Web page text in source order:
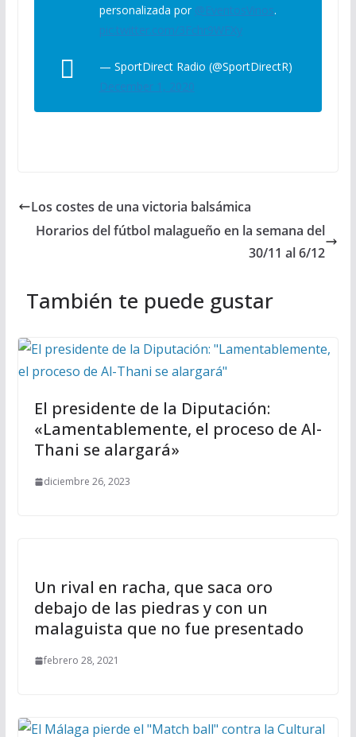
personalizada por @EventosVinos.
pic.twitter.com/3Fchr9WFXy
— SportDirect Radio (@SportDirectR)
December 1, 2020
Los costes de una victoria balsámica
Horarios del fútbol malagueño en la semana del
30/11 al 6/12
También te puede gustar
El presidente de la Diputación:
«Lamentablemente, el proceso de Al-
Thani se alargará»
diciembre 26, 2023
Un rival en racha, que saca oro
debajo de las piedras y con un
malaguista que no fue presentado
febrero 28, 2021